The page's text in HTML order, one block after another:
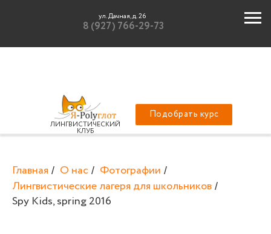
8 (927) 766-29-73
ул. Дачная, д. 26
Подобрать курс
ЛИНГВИСТИЧЕСКИЙ
КЛУБ
Главная / О нас / Фотографии /
Лингвистические лагеря для школьников /
Spy Kids, spring 2016